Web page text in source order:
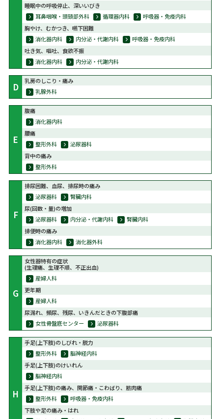
睡眠中の呼吸停止、深いいびき
耳鼻咽喉・頭頸部外科
循環器内科
呼吸器・免疫内科
胸やけ、むかつき、嚥下困難
消化器内科
内分泌・代謝内科
呼吸器・免疫内科
吐き気、嘔吐、食欲不振
消化器内科
内分泌・代謝内科
D
乳房のしこり・痛み
乳腺外科
E
腹痛
消化器内科
腰痛
整形外科
泌尿器科
背中の痛み
整形外科
F
排尿困難、血尿、排尿時の痛み
泌尿器科
腎臓内科
尿(回数・量)の増加
泌尿器科
内分泌・代謝内科
腎臓内科
排便時の痛み
消化器内科
消化器外科
G
女性器特有の症状
(生理痛、生理不順、不正出血)
産婦人科
更年期
産婦人科
尿漏れ、頻尿、残尿、いきんだときの下腹部痛
女性骨盤底センター
泌尿器科
H
手足(上下肢)のしびれ・脱力
整形外科
脳神経内科
手足(上下肢)のけいれん
脳神経内科
手足(上下肢)の痛み、関節痛・こわばり、筋肉痛
整形外科
呼吸器・免疫内科
下肢や足の痛み・はれ